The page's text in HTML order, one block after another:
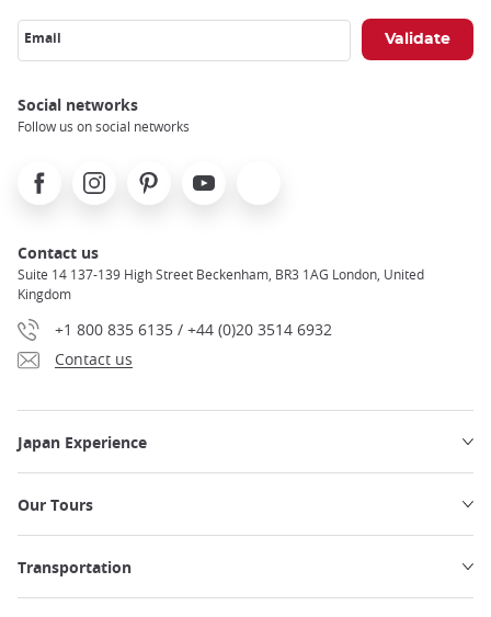
Email
Social networks
Follow us on social networks
FacebookInstagramPinterest Youtube
Contact us
Suite 14 137-139 High Street Beckenham, BR3 1AG London, United
Kingdom
+1 800 835 6135 / +44 (0)20 3514 6932
Contact us
Japan Experience
Our Tours
Transportation